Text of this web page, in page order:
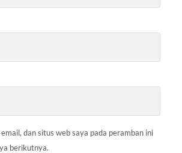
dan situs web saya pada peramban ini
berikutnya.